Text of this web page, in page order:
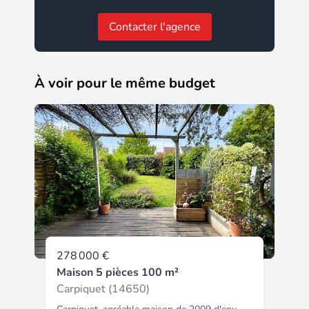
Contacter l'agence
À voir pour le même budget
278 000 €
Maison 5 pièces 100 m²
Carpiquet (14650)